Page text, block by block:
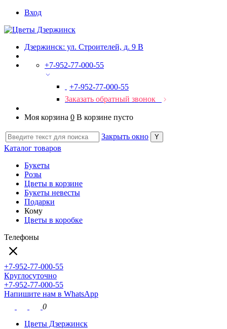
Вход
Дзержинск: ул. Строителей, д. 9 В
+7-952-77-000-55
+7-952-77-000-55
Заказать обратный звонок
Моя корзина 0 В корзине пусто
Закрыть окно
Каталог товаров
Букеты
Розы
Цветы в корзине
Букеты невесты
Подарки
Кому
Цветы в коробке
Телефоны
+7-952-77-000-55
Круглосуточно
+7-952-77-000-55
Напишите нам в WhatsApp
0
Цветы Дзержинск